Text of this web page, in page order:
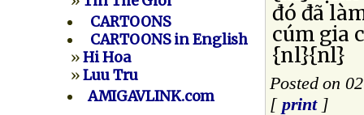
CARTOONS
CARTOONS in English
»Hi Hoa
»Luu Tru
AMIGAVLINK.com
đó đã
cúm gia
{nl}{nl}
Posted on
[ print]